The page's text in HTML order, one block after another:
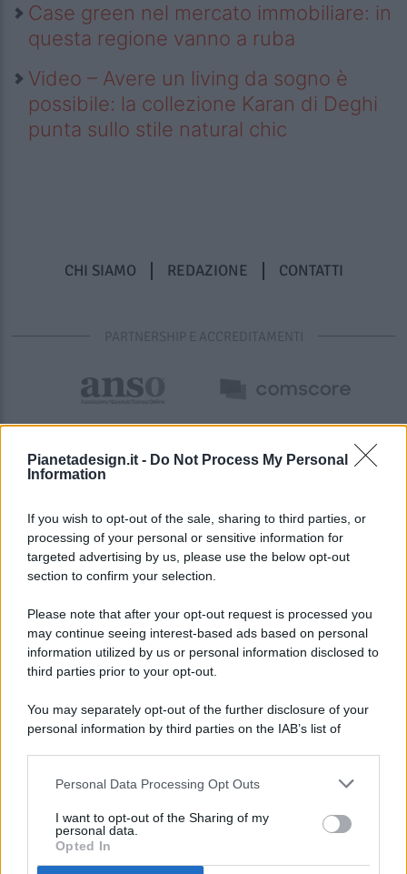
Pianetadesign.it - Do Not Process My Personal
Information
If you wish to opt-out of the sale, sharing to third parties, or
processing of your personal or sensitive information for
targeted advertising by us, please use the below opt-out
section to confirm your selection.
Please note that after your opt-out request is processed you
may continue seeing interest-based ads based on personal
information utilized by us or personal information disclosed to
third parties prior to your opt-out.
You may separately opt-out of the further disclosure of your
personal information by third parties on the IAB’s list of
This information may also be disclosed by us to third parties
disclose it to other third parties.
Personal Data Processing Opt Outs
I want to opt-out of the Sharing of my
personal data.
Opted In
Case green nel mercato immobiliare: in
questa regione vanno a ruba
Video – Avere un living da sogno è
possibile: la collezione Karan di Deghi
punta sullo stile natural chic
CHI SIAMO REDAZIONE CONTATTI
PARTNERSHIP E ACCREDITAMENTI
© 2026 - Pianeta Design - P.IVA 04827280654 - Testata
Registrata Al Tribunale Di Nocera Inferiore N. 8/2020 - RG N.
ISCRIZIONE AL ROC N. 35792 – ISCRITTA ALL’ANSO
(ASSOCIAZIONE NAZIONALE STAMPA ONLINE)
PREFERENZE PRIVACY